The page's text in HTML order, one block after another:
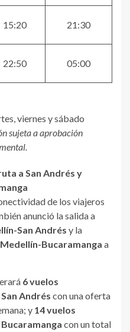
15:20 21:30
22:50 05:00
viernes y sábado
sujeta a aprobación
a San Andrés y
de los viajeros
anunció la salida a
San Andrés y la
Medellín-Bucaramanga a
6 vuelos
Andrés con una oferta
y 14 vuelos
con un total